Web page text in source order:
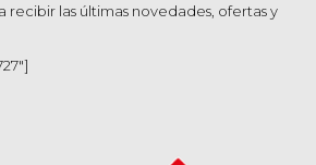
recibir las últimas novedades, ofertas y